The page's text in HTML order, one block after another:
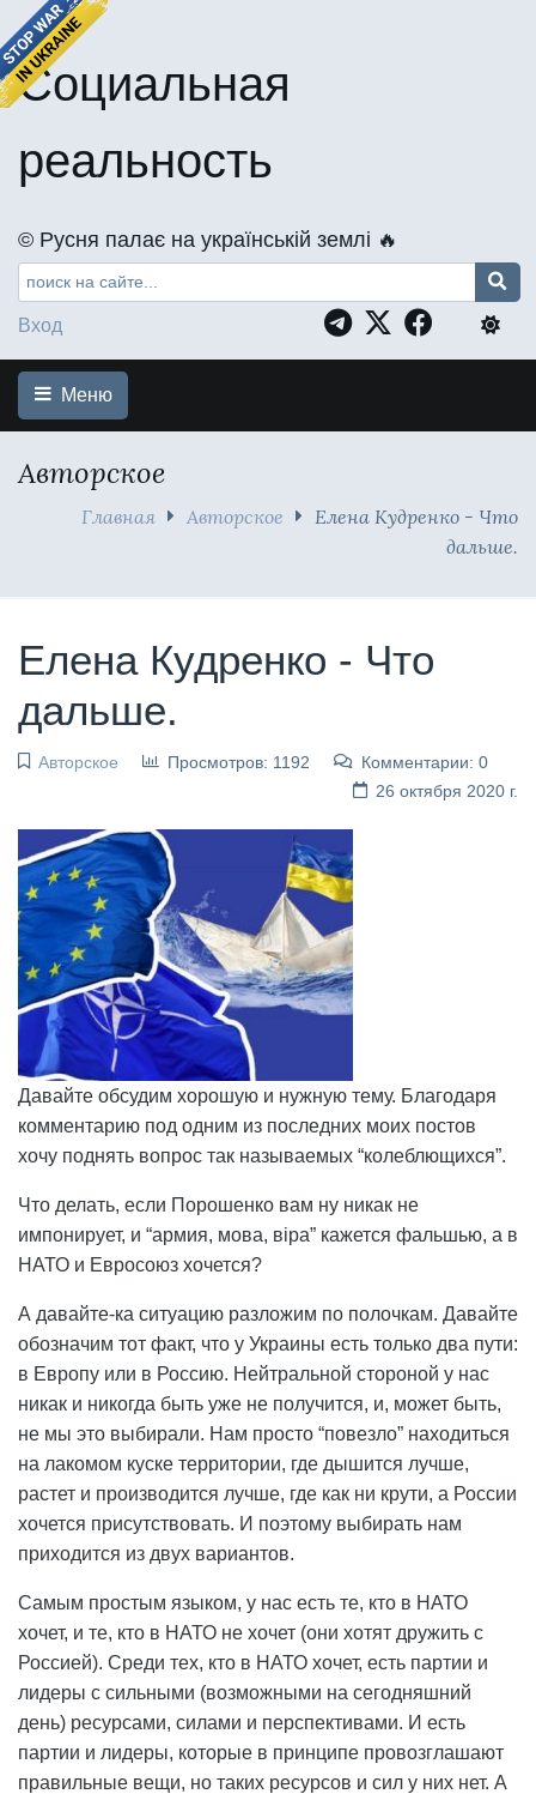
Социальная
реальность
©️ Русня палає на українській землі 🔥
Вход
Меню
Авторское
Главная Авторское
Елена Кудренко - Что
дальше.
Елена Кудренко - Что
дальше.
Авторское Просмотров: 1192
Комментарии: 0
26 октября 2020 г.
Давайте обсудим хорошую и нужную тему. Благодаря
комментарию под одним из последних моих постов
хочу поднять вопрос так называемых “колеблющихся”.
Что делать, если Порошенко вам ну никак не
импонирует, и “армия, мова, віра” кажется фальшью, а в
НАТО и Евросоюз хочется?
А давайте-ка ситуацию разложим по полочкам. Давайте
обозначим тот факт, что у Украины есть только два пути:
в Европу или в Россию. Нейтральной стороной у нас
никак и никогда быть уже не получится, и, может быть,
не мы это выбирали. Нам просто “повезло” находиться
на лакомом куске территории, где дышится лучше,
растет и производится лучше, где как ни крути, а России
хочется присутствовать. И поэтому выбирать нам
приходится из двух вариантов.
Самым простым языком, у нас есть те, кто в НАТО
хочет, и те, кто в НАТО не хочет (они хотят дружить с
Россией). Среди тех, кто в НАТО хочет, есть партии и
лидеры с сильными (возможными на сегодняшний
день) ресурсами, силами и перспективами. И есть
партии и лидеры, которые в принципе провозглашают
правильные вещи, но таких ресурсов и сил у них нет. А